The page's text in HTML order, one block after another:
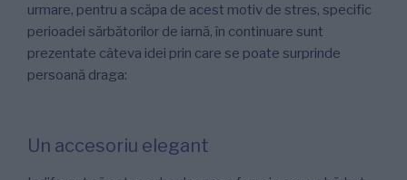
urmare, pentru a scăpa de acest motiv de stres, specific
perioadei sărbătorilor de iarnă, în continuare sunt
prezentate câteva idei prin care se poate surprinde
persoană draga:
Un accesoriu elegant